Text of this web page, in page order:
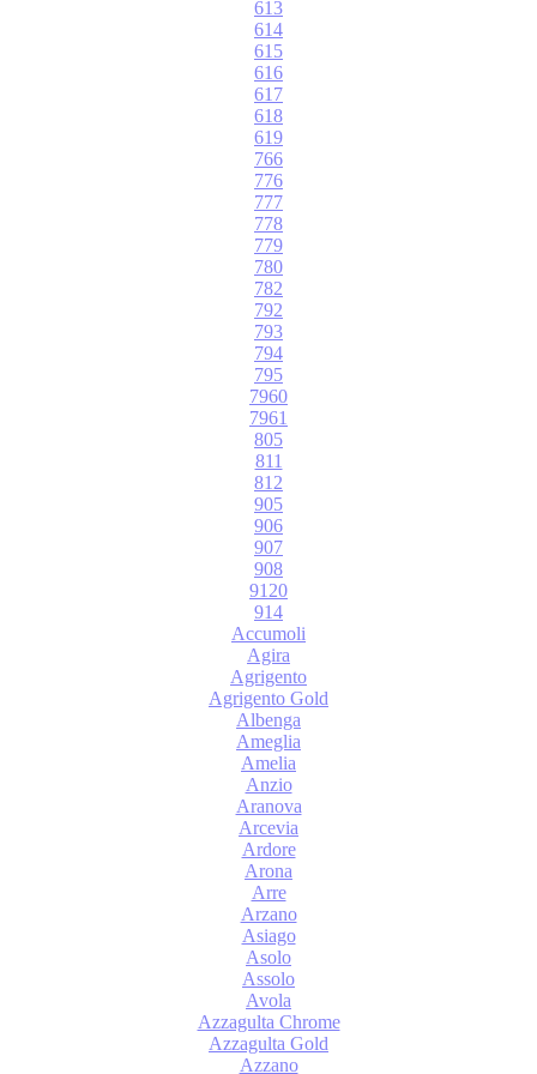
613
614
615
616
617
618
619
766
776
777
778
779
780
782
792
793
794
795
7960
7961
805
811
812
905
906
907
908
9120
914
Accumoli
Agira
Agrigento
Agrigento Gold
Albenga
Ameglia
Amelia
Anzio
Aranova
Arcevia
Ardore
Arona
Arre
Arzano
Asiago
Asolo
Assolo
Avola
Azzagulta Chrome
Azzagulta Gold
Azzano